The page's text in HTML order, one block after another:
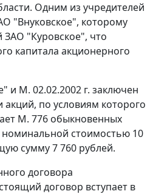
Одним из учредителей
"Внуковское", которому
ЗАО "Куровское", что
капитала акционерного
и М. 02.02.2002 г. заключен
по условиям которого
М. 776 обыкновенных
стоимостью 10
сумму 7 760 рублей.
договора
договор вступает в